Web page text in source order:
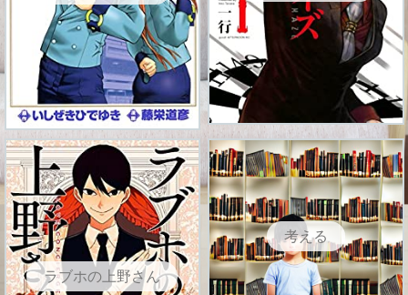
ラブホの上野さん
考える